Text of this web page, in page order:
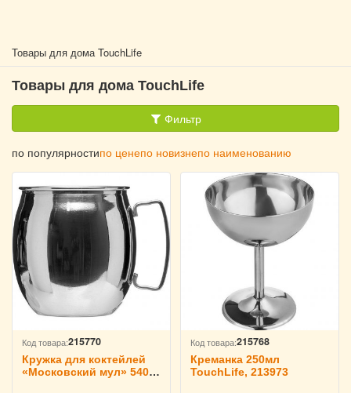
Товары для дома TouchLife
Товары для дома TouchLife
Фильтр
по популярностипо ценепо новизнепо наименованию
Код товара:215770
Кружка для коктейлей
«Московский мул» 540
Код товара:215768
Креманка 250мл
TouchLife, 213973